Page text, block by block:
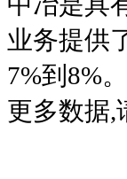
业务提供
7%到8%。
更多数据,